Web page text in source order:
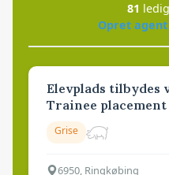
81
Opret agent
Elevplads tilbydes
Trainee
Grise
6950, Ringkøbing